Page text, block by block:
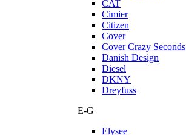
CAT
Cimier
Citizen
Cover
Cover Crazy Seconds
Danish Design
Diesel
DKNY
Dreyfuss
E-G
Elysee